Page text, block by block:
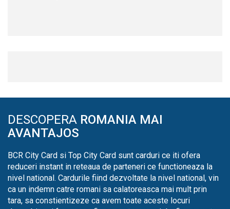
DESCOPERA ROMANIA MAI
AVANTAJOS
BCR City Card si Top City Card sunt carduri ce iti ofera
reduceri instant in reteaua de parteneri ce functioneaza la
nivel national. Cardurile fiind dezvoltate la nivel national, vin
ca un indemn catre romani sa calatoreasca mai mult prin
tara, sa constientizeze ca avem toate aceste locuri